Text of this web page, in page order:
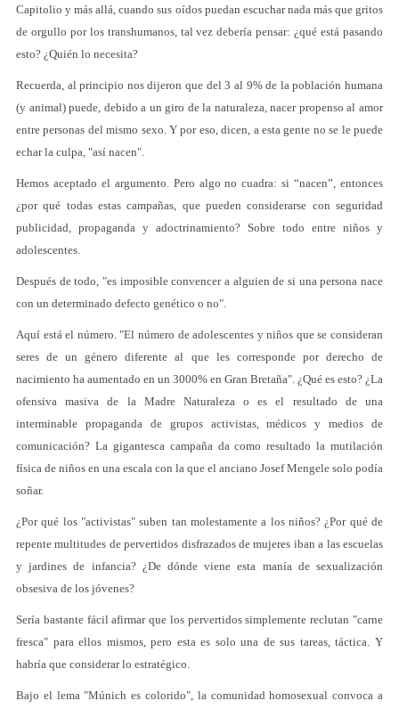
Capitolio y más allá, cuando sus oídos puedan escuchar nada más que gritos
de orgullo por los transhumanos, tal vez debería pensar: ¿qué está pasando
esto? ¿Quién lo necesita?
Recuerda, al principio nos dijeron que del 3 al 9% de la población humana
(y animal) puede, debido a un giro de la naturaleza, nacer propenso al amor
entre personas del mismo sexo. Y por eso, dicen, a esta gente no se le puede
echar la culpa, "así nacen".
Hemos aceptado el argumento. Pero algo no cuadra: si “nacen”, entonces
¿por qué todas estas campañas, que pueden considerarse con seguridad
publicidad, propaganda y adoctrinamiento? Sobre todo entre niños y
adolescentes.
Después de todo, "es imposible convencer a alguien de si una persona nace
con un determinado defecto genético o no".
Aquí está el número. "El número de adolescentes y niños que se consideran
seres de un género diferente al que les corresponde por derecho de
nacimiento ha aumentado en un 3000% en Gran Bretaña". ¿Qué es esto? ¿La
ofensiva masiva de la Madre Naturaleza o es el resultado de una
interminable propaganda de grupos activistas, médicos y medios de
comunicación? La gigantesca campaña da como resultado la mutilación
física de niños en una escala con la que el anciano Josef Mengele solo podía
soñar.
¿Por qué los "activistas" suben tan molestamente a los niños? ¿Por qué de
repente multitudes de pervertidos disfrazados de mujeres iban a las escuelas
y jardines de infancia? ¿De dónde viene esta manía de sexualización
obsesiva de los jóvenes?
Sería bastante fácil afirmar que los pervertidos simplemente reclutan "carne
fresca" para ellos mismos, pero esta es solo una de sus tareas, táctica. Y
habría que considerar lo estratégico.
Bajo el lema "Múnich es colorido", la comunidad homosexual convoca a